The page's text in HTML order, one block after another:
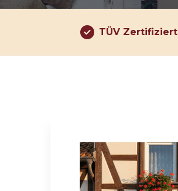
TÜV Zertifiziert